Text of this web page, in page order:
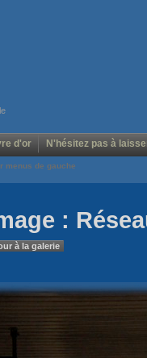
d'or N'hésitez pas à
menus de gauche
:
à la galerie